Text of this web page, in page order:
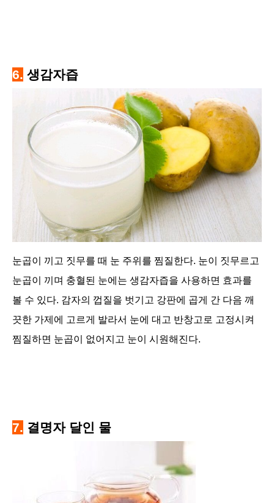
6. 생감자즙
눈곱이 끼고 짓무를 때 눈 주위를 찜질한다. 눈이 짓무르고
눈곱이 끼며 충혈된 눈에는 생감자즙을 사용하면 효과를
볼 수 있다. 감자의 껍질을 벗기고 강판에 곱게 간 다음 깨
끗한 가제에 고르게 발라서 눈에 대고 반창고로 고정시켜
찜질하면 눈곱이 없어지고 눈이 시원해진다.
7. 결명자 달인 물